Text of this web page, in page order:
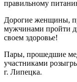
правильному
Дорогие женщины,
мужчинами пройти
своем здоровье!
Пары, прошедшие
участниками
г. Липецка.